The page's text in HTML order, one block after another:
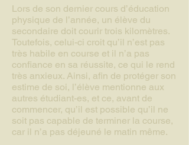
Lors de son dernier cours d’éducation
physique de l’année, un élève du
secondaire doit courir trois kilomètres.
Toutefois, celui-ci croit qu’il n’est pas
très habile en course et il n’a pas
confiance en sa réussite, ce qui le rend
très anxieux. Ainsi, afin de protéger son
estime de soi, l’élève mentionne aux
autres étudiant-es, et ce, avant de
commencer, qu’il est possible qu’il ne
soit pas capable de terminer la course,
car il n’a pas déjeuné le matin même.